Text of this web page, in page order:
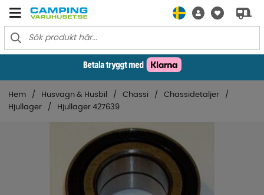
Hem Husvagn & Husbil Chassi
Chassidetaljer
Hjullager
Hjullager 427639